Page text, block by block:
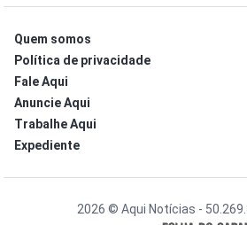
Quem somos
Política de privacidade
Fale Aqui
Anuncie Aqui
Trabalhe Aqui
Expediente
2026 © Aqui Notícias -